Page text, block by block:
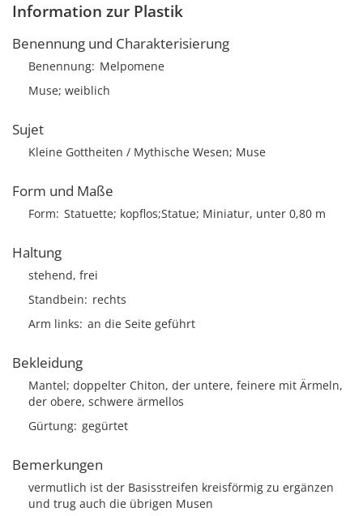
Information zur Plastik
Benennung und Charakterisierung
Benennung Melpomene
Muse; weiblich
Sujet
Kleine Gottheiten / Mythische Wesen; Muse
Form und Maße
Form Statuette; kopflos;Statue; Miniatur, unter 0,80 m
Haltung
stehend, frei
Standbein
rechts
Arm links an die Seite geführt
Bekleidung
Mantel; doppelter Chiton, der untere, feinere mit Ärmeln,
der obere, schwere ärmellos
Gürtung gegürtet
Bemerkungen
vermutlich ist der Basisstreifen kreisförmig zu ergänzen
und trug auch die übrigen Musen